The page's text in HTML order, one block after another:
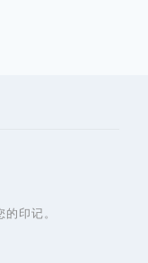
的印记。